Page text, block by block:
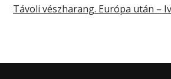
Távoli vészharang. Európa után –